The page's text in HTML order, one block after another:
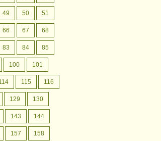
49 50 51
66 67 68
83 84 85
100 101
115 116
129 130
143 144
157 158